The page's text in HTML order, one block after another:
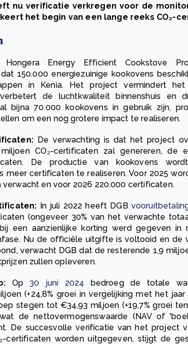
nu verificatie verkregen voor de
het begin van een lange reeks CO₂-
Hongera Energy Efficient Cookstove
150.000 energiezuinige kookovens
in Kenia. Het project vermindert
verbetert de luchtkwaliteit binnenshuis en
bijna 70.000 kookovens in gebruik zijn,
om een nog grotere impact te realiseren.
De verwachting is dat het project
CO₂-certificaten zal genereren, de
De productie van kookovens wordt
meer certificaten te realiseren. Voor 2025
en voor 2026 220.000 certificaten.
In juli 2022 heeft DGB
(ongeveer 30% van het verwachte
een aanzienlijke korting werd gegeven in
Nu de officiële uitgifte is voltooid en de
verwacht DGB dat de resterende 1,9
zullen opleveren.
Op 30 juni 2024 bedroeg de totale
(+24,8% groei in vergelijking met het jaar
stegen tot €34,93 miljoen (+19,7% groei
de nettovermogenswaarde (NAV of
De succesvolle verificatie van het project
certificaten worden uitgegeven, stijgt de